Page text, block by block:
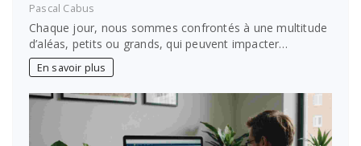
Pascal Cabus
Chaque jour, nous sommes confrontés à une multitude
d’aléas, petits ou grands, qui peuvent impacter…
En savoir plus